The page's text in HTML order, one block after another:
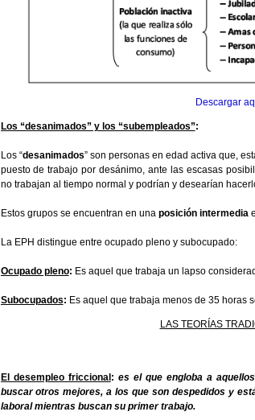
Descargar
Los “desanimados” y los “subempleados”:
Los “desanimados” son personas en edad activa que,
puesto de trabajo por desánimo, ante las escasas
no trabajan al tiempo normal y podrían y desearían
Estos grupos se encuentran en una posición intermedia
La EPH distingue entre ocupado pleno y subocupado:
Ocupado pleno: Es aquel que trabaja un lapso
Subocupados: Es aquel que trabaja menos de 35 horas
LAS TEORÍAS
El desempleo friccional : es el que engloba a
buscar otros mejores, a los que son despedidos y
laboral mientras buscan su primer trabajo.